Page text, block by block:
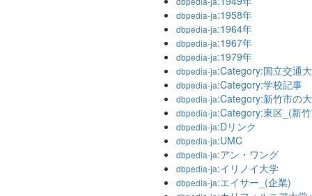
dbpedia-ja:1958年
dbpedia-ja:1964年
dbpedia-ja:1967年
dbpedia-ja:1979年
dbpedia-ja:Category:国立交通
dbpedia-ja:Category:学校記事
dbpedia-ja:Category:新竹市の
dbpedia-ja:Category:東区_(新
dbpedia-ja:Dリンク
dbpedia-ja:UMC
dbpedia-ja:アン・ワング
dbpedia-ja:イリノイ大学
dbpedia-ja:エイサー_(企業)